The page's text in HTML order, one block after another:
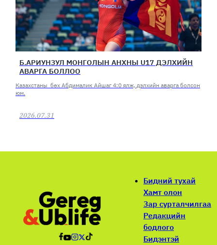
Б.АРИУНЗУЛ МОНГОЛЫН АНХНЫ U17 ДЭЛХИЙН
АВАРГА БОЛЛОО
Казахстаны бөх Абдималик Айшаг 4:0 ялж, дэлхийн аварга болсон
юм.
2026.07.31
Бидний тухай
Хамт олон
Зар сурталчилгаа
Редакцийн
бодлого
Бидэнтэй